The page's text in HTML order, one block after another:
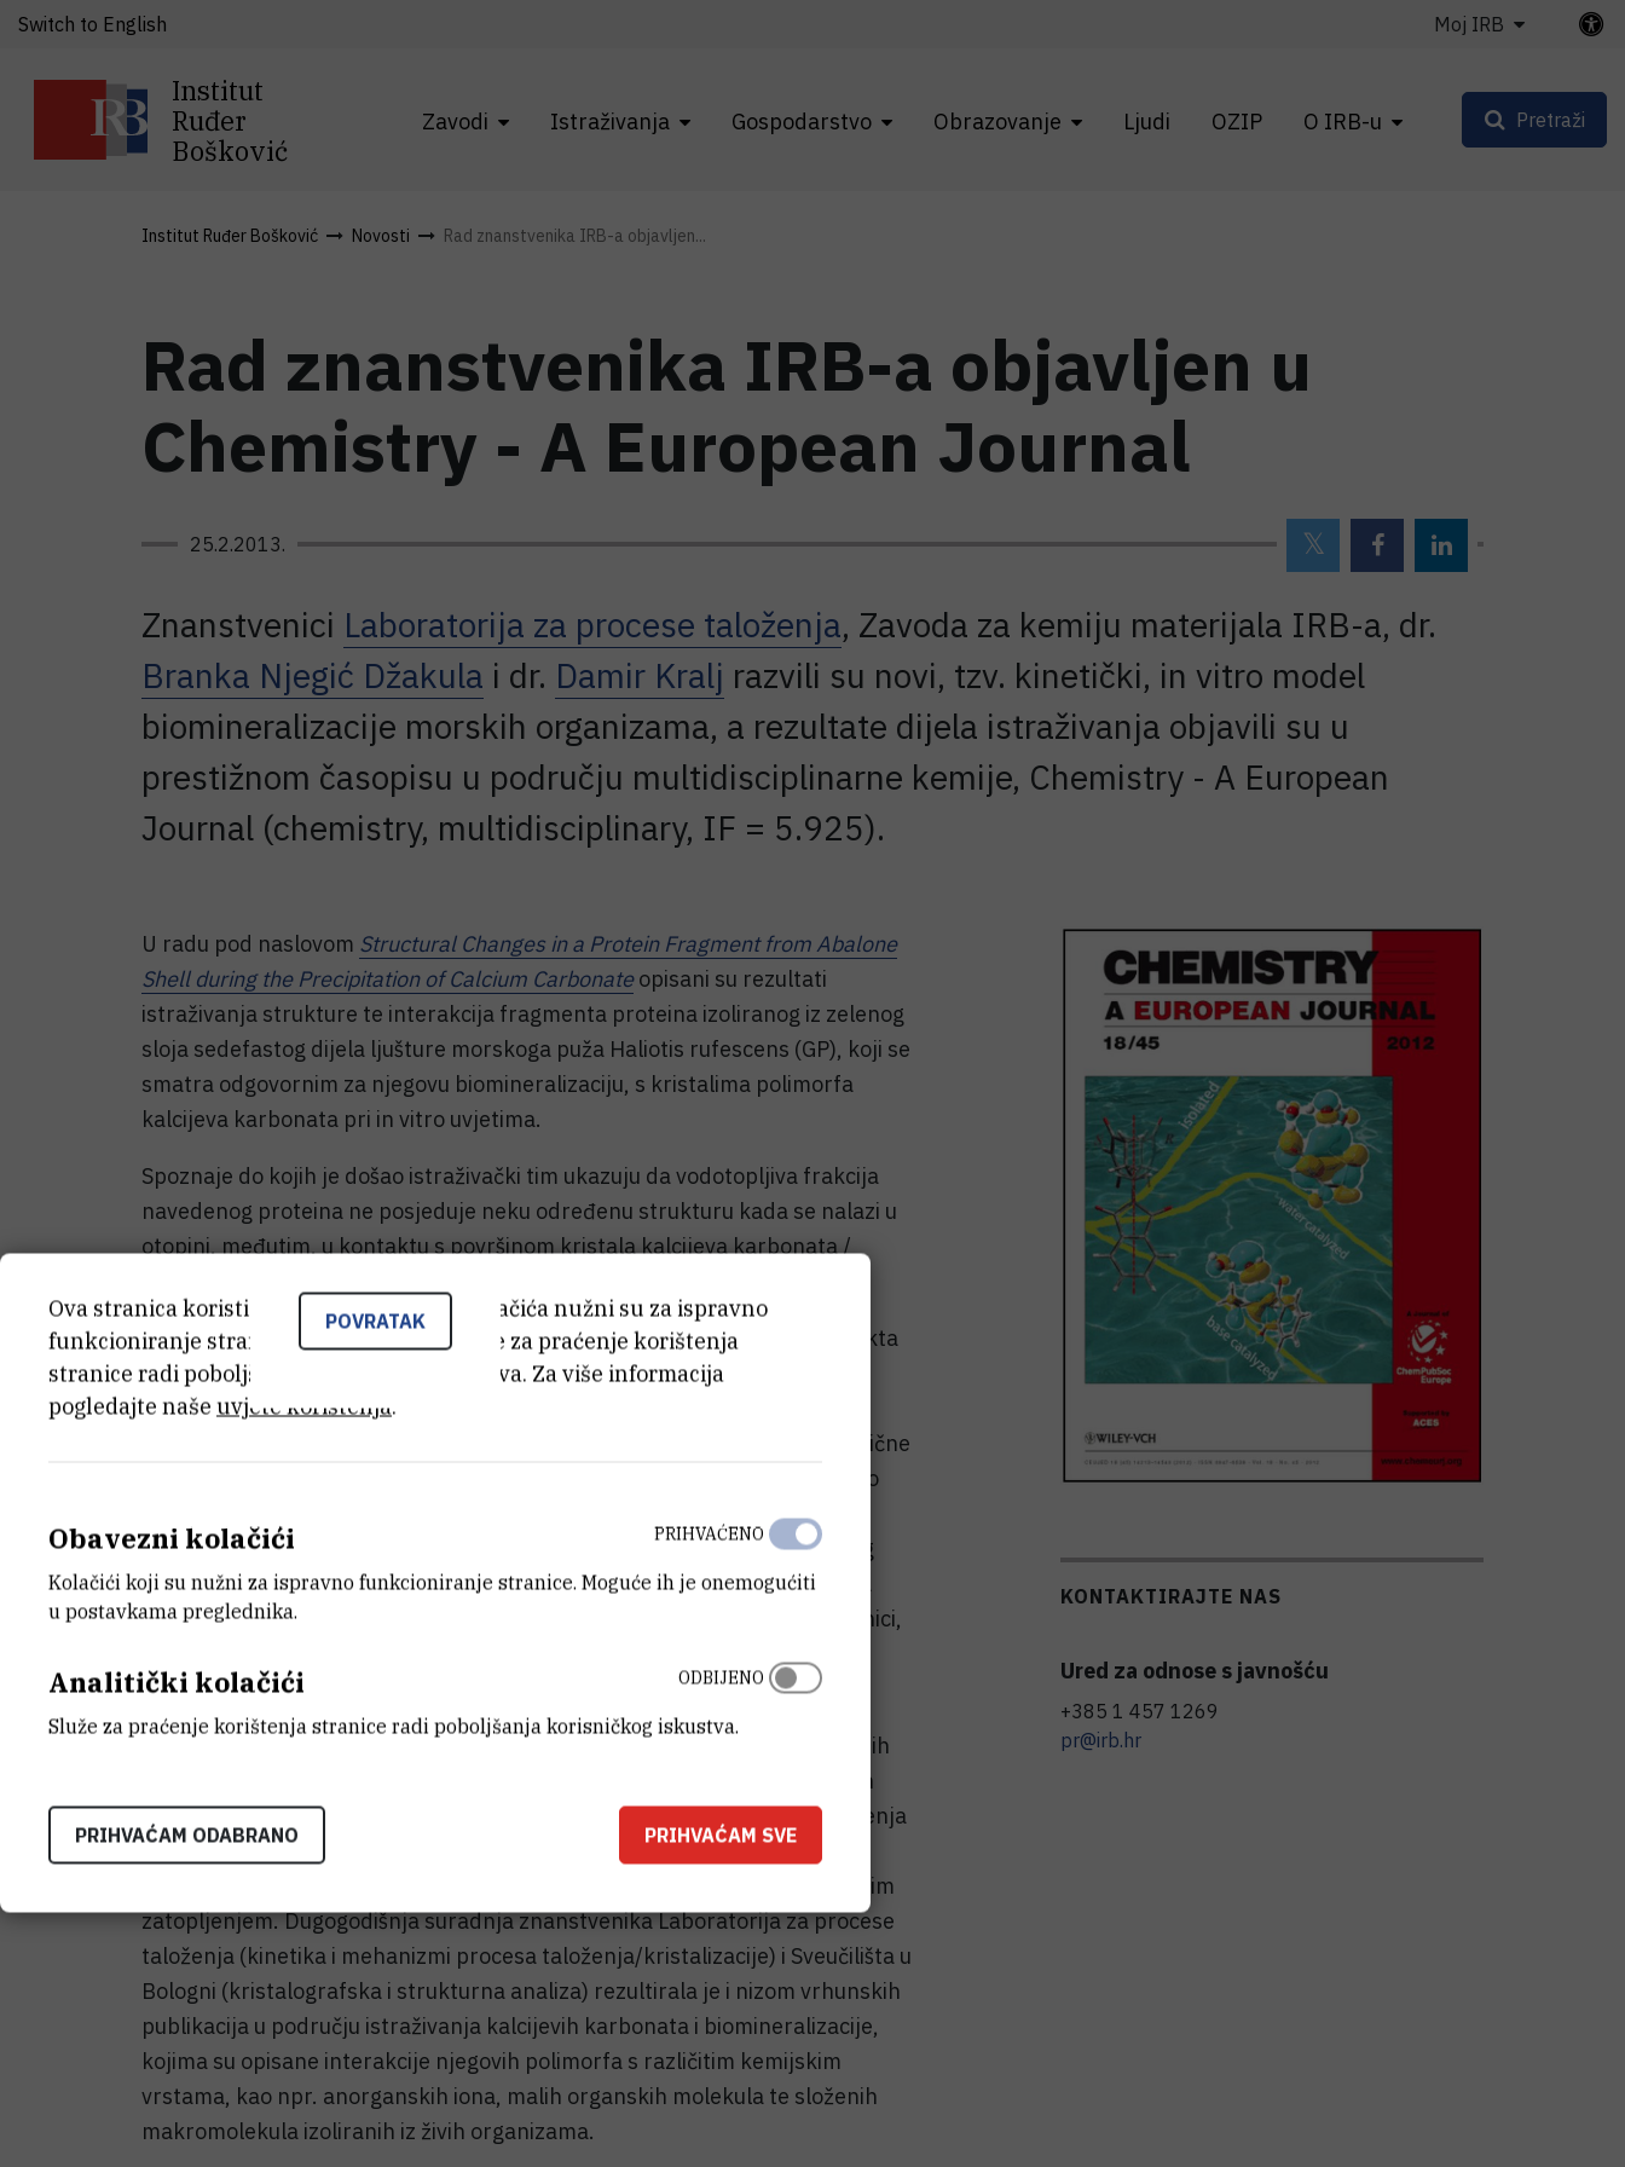
Institut
Ruđer
Bošković
Zavodi Istraživanja Gospodarstvo Obrazovanje Ljudi OZIP O IRB-u
Switch to English Moj IRB
Pretraži
Institut Ruđer Bošković Novosti Rad znanstvenika IRB-a objavljen...
Rad znanstvenika IRB-a objavljen u
Chemistry - A European Journal
25.2.2013.
Znanstvenici Laboratorija za procese taloženja, Zavoda za kemiju materijala IRB-a, dr.
Branka Njegić Džakula i dr. Damir Kralj razvili su novi, tzv. kinetički, in vitro model
biomineralizacije morskih organizama, a rezultate dijela istraživanja objavili su u
prestižnom časopisu u području multidisciplinarne kemije, Chemistry - A European
Journal (chemistry, multidisciplinary, IF = 5.925).
U radu pod naslovom Structural Changes in a Protein Fragment from Abalone
Shell during the Precipitation of Calcium Carbonateopisani su rezultati
istraživanja strukture te interakcija fragmenta proteina izoliranog iz zelenog
sloja sedefastog dijela ljušture morskoga puža Haliotis rufescens (GP), koji se
smatra odgovornim za njegovu biomineralizaciju, s kristalima polimorfa
kalcijeva karbonata pri in vitro uvjetima.
Spoznaje do kojih je došao istraživački tim ukazuju da vodotopljiva frakcija
navedenog proteina ne posjeduje neku određenu strukturu kada se nalazi u
otopini, međutim, u kontaktu s površinom kristala kalcijeva karbonata /
Rezultati opisani u radu dio su širih istraživanja u sklopu FP7 IDEAS projekta
Corals and global warming: the Mediterranean versus the Red Sea,
CoralWarm(prof. Zvy Dubinsky, Bar Ilan University, Izrael i prof. G. Falini,
University of Bologna, Italija). Modelni organizmi koji se proučavaju su tipične
vrste koralja Mediterana i Crvenoga mora, pri čemu je planirano da se kao
praktičan rezultat provedbe projekta uspostavi 'mehanistički' model
predviđanja promjena ekologije koraljnih zajednica, perspektive njihovog
održanja u novostvorenim uvjetima globalnog zatopljenja te identifikacija
vrsta tolerantnih na očekivane promjene i uspostava rezervata. U konačnici,
grebena za buduće generacije.
U okviru projekta znanstvenici IRB odgovorni su za analizu uloge otopljenih
makromolekula izoliranih iz biomineralizirane matrice odabranih morskih
organizama te njihovih sintetičkih analoga na kinetiku i mehanizam taloženja
polimorfa kalcijeva karbonata u uvjetima koji podražavaju upravo raspon
promjene temperature i pH morske vode uzrokovane očekivanim globalnim
zatopljenjem. Dugogodišnja suradnja znanstvenika Laboratorija za procese
taloženja (kinetika i mehanizmi procesa taloženja/kristalizacije) i Sveučilišta u
Bologni (kristalografska i strukturna analiza) rezultirala je i nizom vrhunskih
publikacija u području istraživanja kalcijevih karbonata i biomineralizacije,
kojima su opisane interakcije njegovih polimorfa s različitim kemijskim
vrstama, kao npr. anorganskih iona, malih organskih molekula te složenih
makromolekula izoliranih iz živih organizama.
KONTAKTIRAJTE NAS
Ured za odnose s javnošću
+385 1 457 1269
pr@irb.hr
POVRATAK
Ova stranica koristi kolačiće. Neki od tih kolačića nužni su za ispravno
funkcioniranje stranice, dok se drugi koriste za praćenje korištenja
stranice radi poboljšanja korisničkog iskustva. Za više informacija
pogledajte naše uvjete korištenja.
Obavezni kolačići
Kolačići koji su nužni za ispravno funkcioniranje stranice. Moguće ih je onemogućiti
u postavkama preglednika.
PRIHVAĆENO
Analitički kolačići
Služe za praćenje korištenja stranice radi poboljšanja korisničkog iskustva.
ODBIJENO
PRIHVAĆAM ODABRANO PRIHVAĆAM SVE